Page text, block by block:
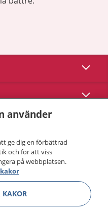
Visa
Visa
använder
ge dig en förbättrad
och för att viss
på webbplatsen.
KAKOR